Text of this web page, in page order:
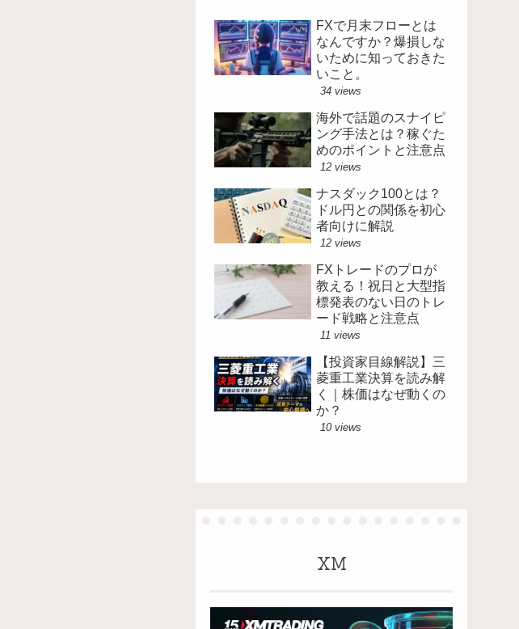
FXで月末フローとは
なんですか？爆損しな
いために知っておきた
いこと。
34 views
海外で話題のスナイピ
ング手法とは？稼ぐた
めのポイントと注意点
12 views
ナスダック100とは？
ドル円との関係を初心
者向けに解説
12 views
FXトレードのプロが
教える！祝日と大型指
標発表のない日のトレ
ード戦略と注意点
11 views
【投資家目線解説】三
菱重工業決算を読み解
く｜株価はなぜ動くの
か？
10 views
XM